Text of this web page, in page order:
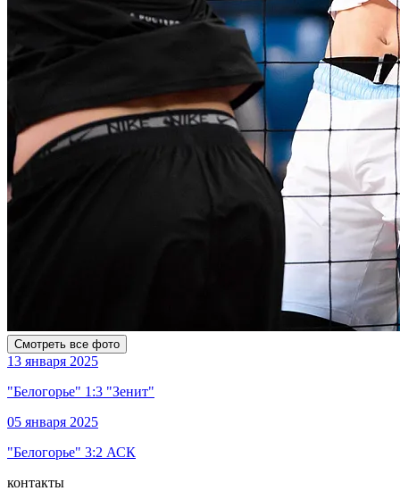
Смотреть все фото
13 января 2025
"Белогорье" 1:3 "Зенит"
05 января 2025
"Белогорье" 3:2 АСК
контакты